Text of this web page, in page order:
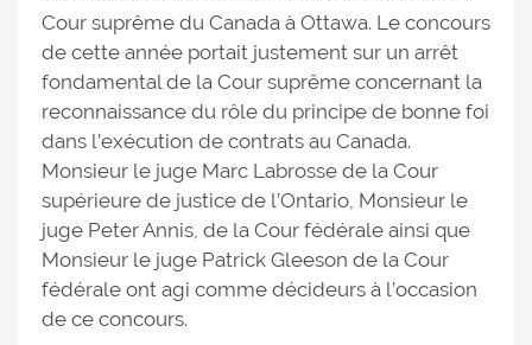
Cour suprême du Canada à Ottawa. Le concours
de cette année portait justement sur un arrêt
fondamental de la Cour suprême concernant la
reconnaissance du rôle du principe de bonne foi
dans l’exécution de contrats au Canada.
Monsieur le juge Marc Labrosse de la Cour
supérieure de justice de l’Ontario, Monsieur le
juge Peter Annis, de la Cour fédérale ainsi que
Monsieur le juge Patrick Gleeson de la Cour
fédérale ont agi comme décideurs à l’occasion
de ce concours.